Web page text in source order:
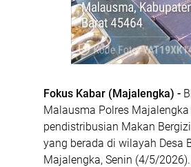
Fokus Kabar (Majalengka) -
Malausma Polres
pendistribusian Makan
yang berada di wilayah Desa
Majalengka, Senin (4/5/2026).